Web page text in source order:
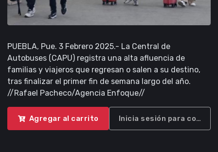
PUEBLA, Pue. 3 Febrero 2025.- La Central de
Autobuses (CAPU) registra una alta afluencia de
familias y viajeros que regresan o salen a su destino,
tras finalizar el primer fin de semana largo del año.
//Rafael Pacheco/Agencia Enfoque//
Agregar al carrito Inicia sesión para